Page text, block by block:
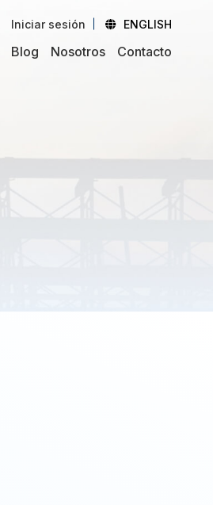
Iniciar sesión ENGLISH
Blog Nosotros Contacto